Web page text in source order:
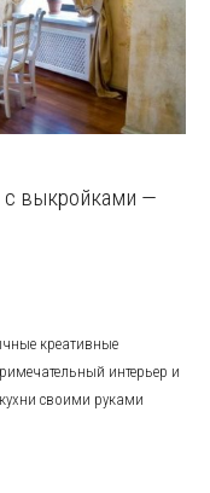
с выкройками —
креативные
интерьер и
своими руками